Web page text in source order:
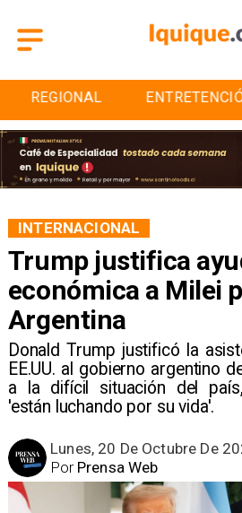
REGIONAL
Trump justifica
económica a Milei
Argentina
Donald Trump justificó la
EE.UU. al gobierno argentino
a la difícil situación del
'están luchando por su vida'.
INTERNACIONAL
Lunes, 20 De Octubre De
Prensa Web
Por